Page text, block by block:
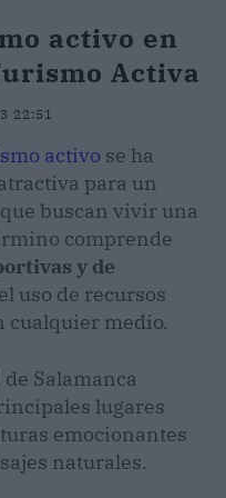
activo en
Activa
22:51
activo se ha
para un
buscan vivir una
comprende
y de
uso de recursos
cualquier medio.
Salamanca
lugares
emocionantes
naturales.